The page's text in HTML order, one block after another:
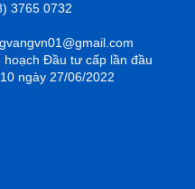
3765 0732
hoạch Đầu tư cấp lần đầu
ngày 27/06/2022